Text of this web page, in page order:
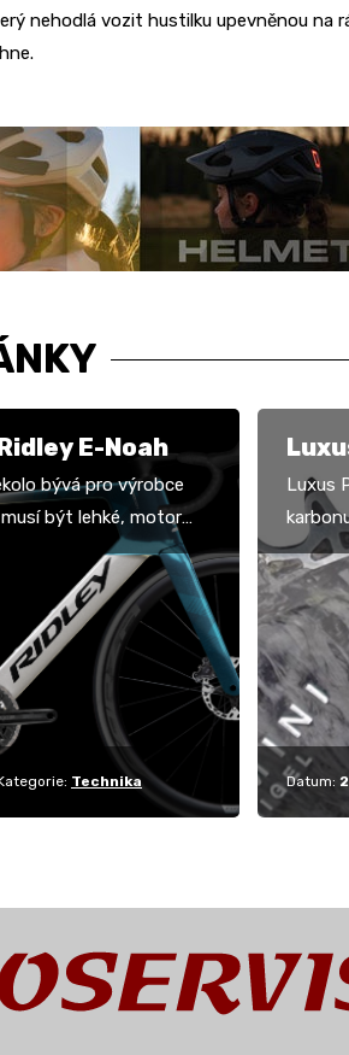
nehodlá vozit hustilku upevněnou na
E-Noah
bývá pro výrobce
být lehké, motor
mít pomalu větší
Technika
Luxus
téměř
125…
Datum: